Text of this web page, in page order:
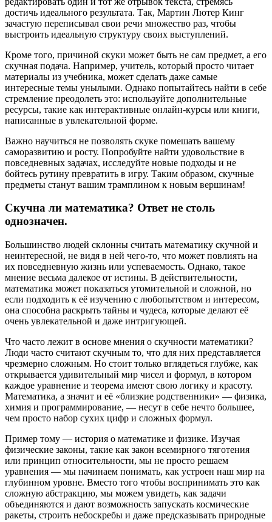
достичь идеального результата. Так, Мартин Лютер Кинг
зачастую переписывал свои речи множество раз, чтобы
выстроить идеальную структуру своих выступлений.
Кроме того, причиной скуки может быть не сам предмет, а его
скучная подача. Например, учитель, который просто читает
материалы из учебника, может сделать даже самые
интересные темы унылыми. Однако попытайтесь найти в себе
стремление преодолеть это: используйте дополнительные
ресурсы, такие как интерактивные онлайн-курсы или книги,
написанные в увлекательной форме.
Важно научиться не позволять скуке помешать вашему
саморазвитию и росту. Попробуйте найти удовольствие в
повседневных задачах, исследуйте новые подходы и не
бойтесь рутину превратить в игру. Таким образом, скучные
предметы станут вашим трамплином к новым вершинам!
Скучна ли математика? Ответ не столь
однозначен.
Большинство людей склонны считать математику скучной и
неинтересной, не видя в ней чего-то, что может повлиять на
их повседневную жизнь или успеваемость. Однако, такое
мнение весьма далекое от истины. В действительности,
математика может показаться утомительной и сложной, но
если подходить к её изучению с любопытством и интересом,
она способна раскрыть тайны и чудеса, которые делают её
очень увлекательной и даже интригующей.
Что часто лежит в основе мнения о скучности математики?
Люди часто считают скучным то, что для них представляется
чрезмерно сложным. Но стоит только вглядеться глубже, как
открывается удивительный мир чисел и формул, в котором
каждое уравнение и теорема имеют свою логику и красоту.
Математика, а значит и её «близкие родственники» — физика,
химия и программирование, — несут в себе нечто большее,
чем просто набор сухих цифр и сложных формул.
Пример тому — история о математике и физике. Изучая
физические законы, такие как закон всемирного тяготения
или принцип относительности, мы не просто решаем
уравнения — мы начинаем понимать, как устроен наш мир на
глубинном уровне. Вместо того чтобы воспринимать это как
сложную абстракцию, мы можем увидеть, как задачи
объединяются и дают возможность запускать космические
ракеты, строить небоскребы и даже предсказывать природные